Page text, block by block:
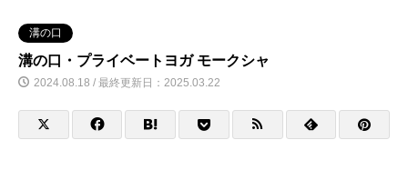
溝の口
溝の口・プライベートヨガ モークシャ
2024.08.18 / 最終更新日：2025.03.22